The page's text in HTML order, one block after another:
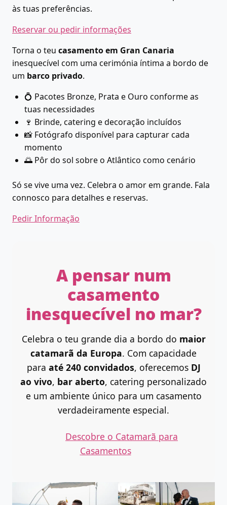
às tuas preferências.
Reservar ou pedir informações
Torna o teu casamento em Gran Canaria
inesquecível com uma cerimónia íntima a bordo de
um barco privado.
💍 Pacotes Bronze, Prata e Ouro conforme as
tuas necessidades
🍷 Brinde, catering e decoração incluídos
📸 Fotógrafo disponível para capturar cada
momento
🌅 Pôr do sol sobre o Atlântico como cenário
Só se vive uma vez. Celebra o amor em grande. Fala
connosco para detalhes e reservas.
Pedir Informação
A pensar num
casamento
inesquecível no mar?
Celebra o teu grande dia a bordo do maior
catamarã da Europa. Com capacidade
para até 240 convidados, oferecemos DJ
ao vivo, bar aberto, catering personalizado
e um ambiente único para um casamento
verdadeiramente especial.
Descobre o Catamarã para
Casamentos